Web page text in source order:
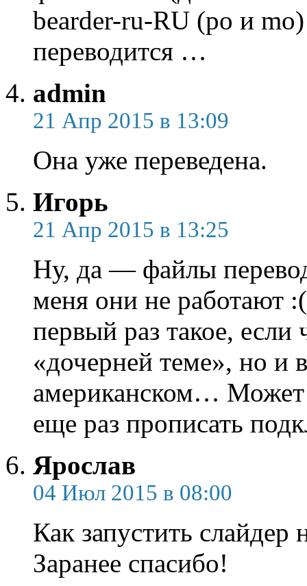
bearder-ru-RU (po и
переводится …
admin
21 Апр 2015 в 13:09
Она уже переведена.
Игорь
21 Апр 2015 в 13:25
Ну, да — файлы
меня они не работают :(
первый раз такое,
«дочерней теме», но и
американском… Может
еще раз прописать
Ярослав
04 Июл 2015 в 08:00
Как запустить слайдер
Заранее спасибо!